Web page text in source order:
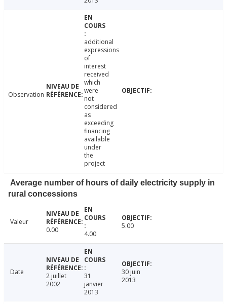
Observation
additional
expressions
of
interest
received
which
were
not
considered
as
exceeding
financing
available
under
the
project
Average number of hours of daily electricity supply in
rural concessions
Valeur
0.00
4.00
5.00
Date
2 juillet
2002
31
janvier
2013
30 juin
2013